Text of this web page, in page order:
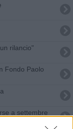
rilancio"
Fondo Paolo
a settembre